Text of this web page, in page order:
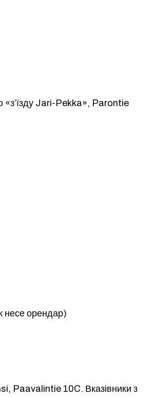
«з’їзду Jari-Pekka», Parontie
несе орендар)
Paavalintie 10C. Вказівники з